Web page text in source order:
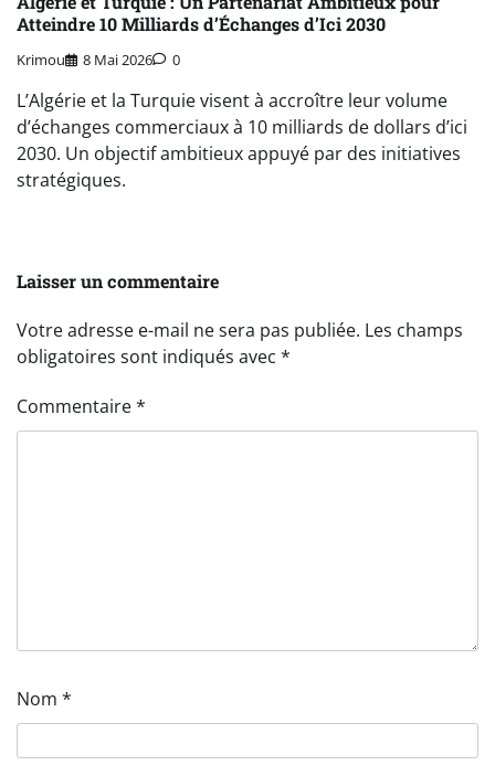
Atteindre 10 Milliards d’Échanges d’Ici 2030
Krimou 8 Mai 2026 0
L’Algérie et la Turquie visent à accroître leur volume
d’échanges commerciaux à 10 milliards de dollars d’ici
2030. Un objectif ambitieux appuyé par des initiatives
stratégiques.
Laisser un commentaire
Votre adresse e-mail ne sera pas publiée. Les champs
obligatoires sont indiqués avec *
Commentaire*
Nom *